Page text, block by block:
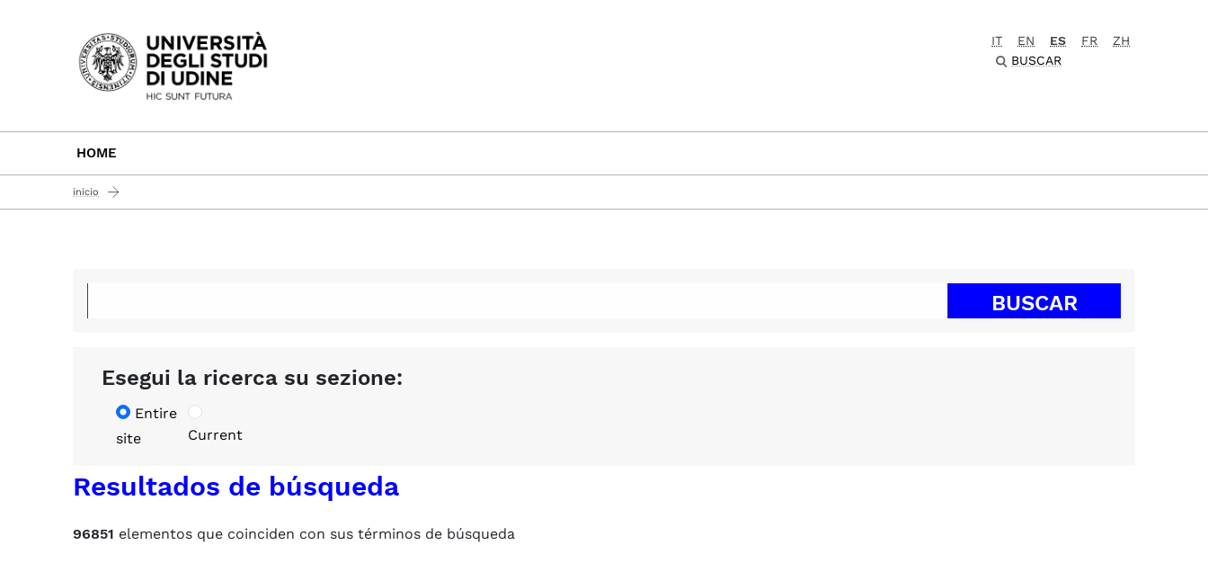
Passa al contenuto principale
IT EN ES FR
ZH
BUSCAR
HOME
inicio
Esegui la ricerca su sezione:
Entire
site
Current
Resultados de búsqueda
96851 elementos que coinciden con sus términos de búsqueda